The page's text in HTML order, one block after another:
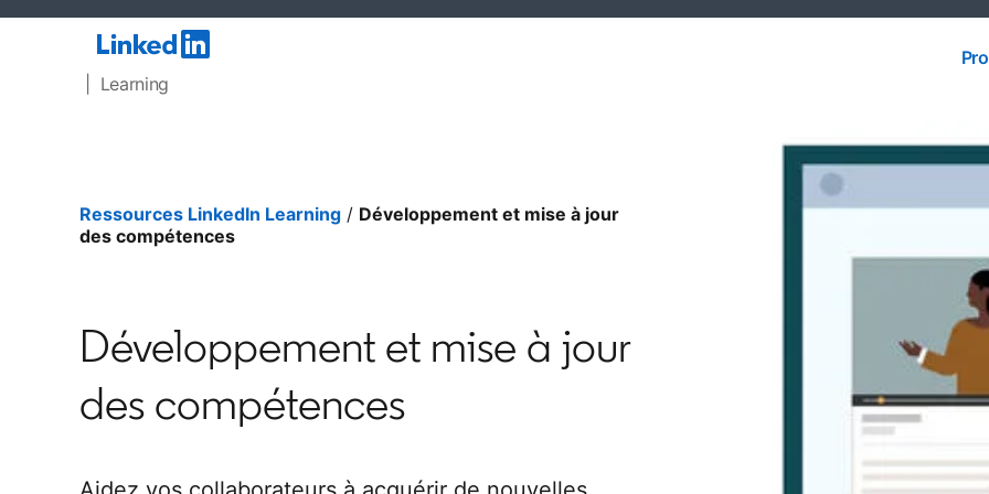
| Learning
Ressources LinkedIn Learning / Développement et mise à jour
des compétences
Développement et mise à jour
des compétences